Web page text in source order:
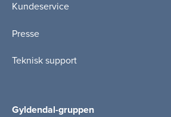
Kundeservice
Presse
Teknisk support
Gyldendal-gruppen